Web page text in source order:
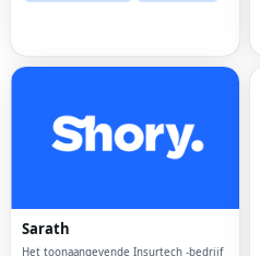
Sarath
Het toonaangevende Insurtech -bedrijf